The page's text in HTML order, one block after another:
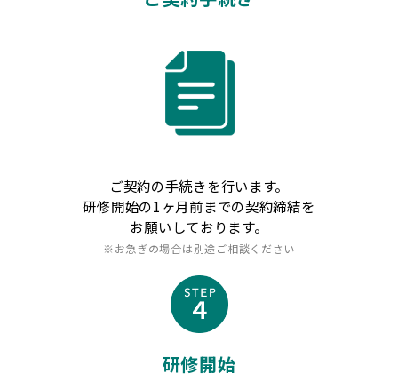
ご契約の手続きを行います。
研修開始の1ヶ月前までの契約締結を
お願いしております。
※お急ぎの場合は別途ご相談ください
研修開始